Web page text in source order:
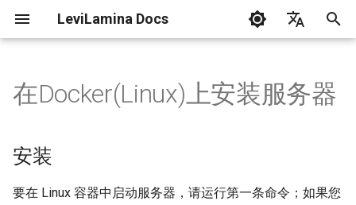
LeviLamina Docs
中文
初
化
搜
安装
环境变量
教程 创建你的第一个模组
如何做到······
事件指南
找函数指南
常见问题
API 参考
游戏时间
C++ 风格指南
在Docker(Linux)上安装服务器
安装
要在 Linux 容器中启动服务器，请运行第一条命令；如果您